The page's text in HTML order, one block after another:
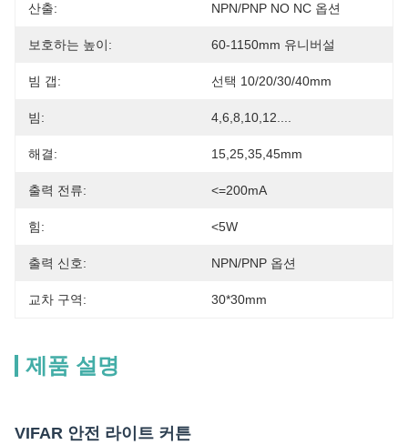
산출: NPN/PNP NO NC 옵션
보호하는 높이: 60-1150mm 유니버설
빔 갭: 선택 10/20/30/40mm
빔: 4,6,8,10,12....
해결: 15,25,35,45mm
출력 전류: <=200mA
힘: <5W
출력 신호: NPN/PNP 옵션
교차 구역: 30*30mm
제품 설명
VIFAR 안전 라이트 커튼